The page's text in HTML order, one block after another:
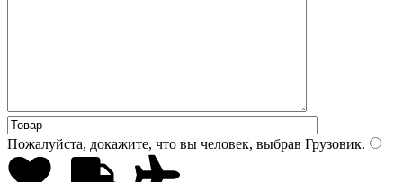
Пожалуйста, докажите, что вы человек, выбрав Грузовик.